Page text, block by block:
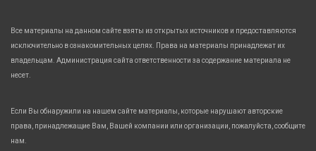
Все материалы на данном сайте взяты из открытых источников и предоставляются
исключительно в ознакомительных целях. Права на материалы принадлежат их
владельцам. Администрация сайта ответственности за содержание материала не
несет.
Если Вы обнаружили на нашем сайте материалы, которые нарушают авторские
права, принадлежащие Вам, Вашей компании или организации, пожалуйста, сообщите
нам.